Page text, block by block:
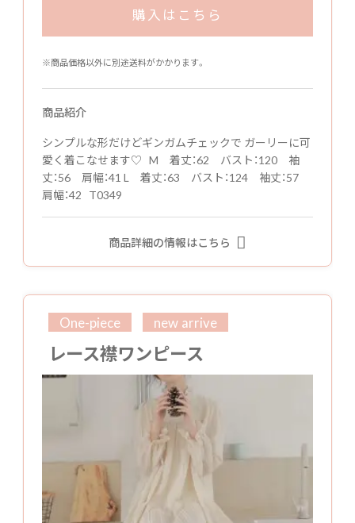
購入はこちら
※商品価格以外に別途送料がかかります。
商品紹介
シンプルな形だけどギンガムチェックで ガーリーに可
愛く着こなせます♡ M 着丈：62 バスト：120 袖
丈：56 肩幅：41 L 着丈：63 バスト：124 袖丈：57
肩幅：42 T0349
商品詳細の情報はこちら
One-piece new arrive
レース襟ワンピース